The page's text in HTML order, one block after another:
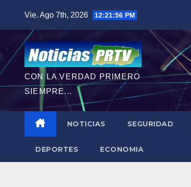
contenido
Vie. Ago 7th, 2026 12:21:57 PM
CON LA VERDAD PRIMERO
SIEMPRE...
NOTICIAS SEGURIDAD
DEPORTES ECONOMIA